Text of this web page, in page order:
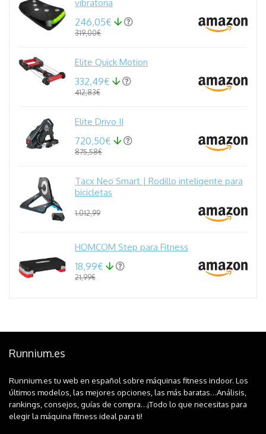
vibratoria
246,05€
319,00€
Elite Quick Motion
332,49€
412,83€
Elite Drivo II
720,50€
875,58€
Tacx Neo Smart | Rodillo inteligente para
bicicletas
1.012,99
HOMCOM Step para Fitness
18,99€
21,99€
Runnium.es
Runnium.es tu web en español sobre máquinas fitness indoor. Los
últimos modelos, las mejores opciones, las más baratas…Análisis,
rankings, consejos, guías de compra…¡Todo lo que necesitas para
elegir la máquina fitness ideal para ti!